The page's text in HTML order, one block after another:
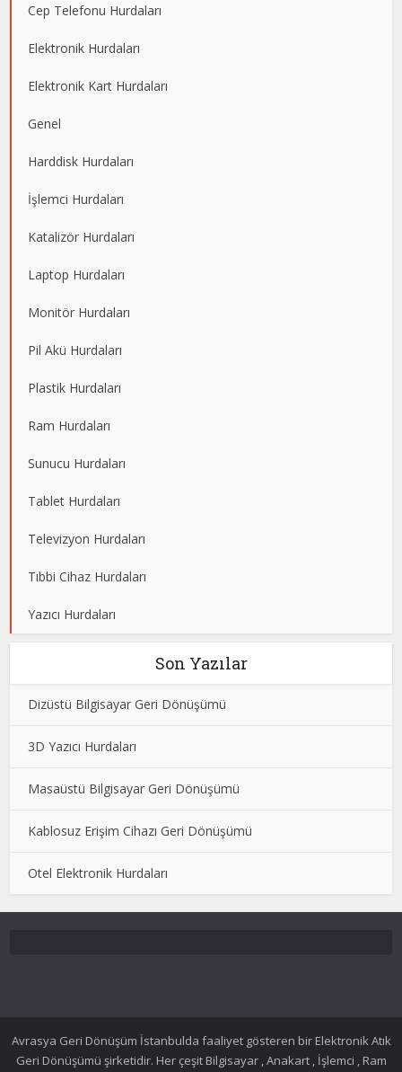
Cep Telefonu Hurdaları
Elektronik Hurdaları
Elektronik Kart Hurdaları
Genel
Harddisk Hurdaları
İşlemci Hurdaları
Katalizör Hurdaları
Laptop Hurdaları
Monitör Hurdaları
Pil Akü Hurdaları
Plastik Hurdaları
Ram Hurdaları
Sunucu Hurdaları
Tablet Hurdaları
Televizyon Hurdaları
Tıbbi Cihaz Hurdaları
Yazıcı Hurdaları
Son Yazılar
Dizüstü Bilgisayar Geri Dönüşümü
3D Yazıcı Hurdaları
Masaüstü Bilgisayar Geri Dönüşümü
Kablosuz Erişim Cihazı Geri Dönüşümü
Otel Elektronik Hurdaları
Avrasya Geri Dönüşüm İstanbulda faaliyet gösteren bir Elektronik Atık
Geri Dönüşümü şirketidir. Her çeşit Bilgisayar , Anakart , İşlemci , Ram